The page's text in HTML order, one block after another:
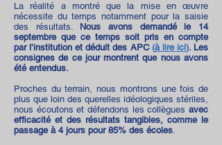
La réalité a montré que la mise en œuvre
nécessite du temps notamment pour la saisie
des résultats. Nous avons demandé le 14
septembre que ce temps soit pris en compte
par l’institution et déduit des APC (à lire ici). Les
consignes de ce jour montrent que nous avons
été entendus.
Proches du terrain, nous montrons une fois de
plus que loin des querelles idéologiques stériles,
nous écoutons et défendons les collègues avec
efficacité et des résultats tangibles, comme le
passage à 4 jours pour 85% des écoles.